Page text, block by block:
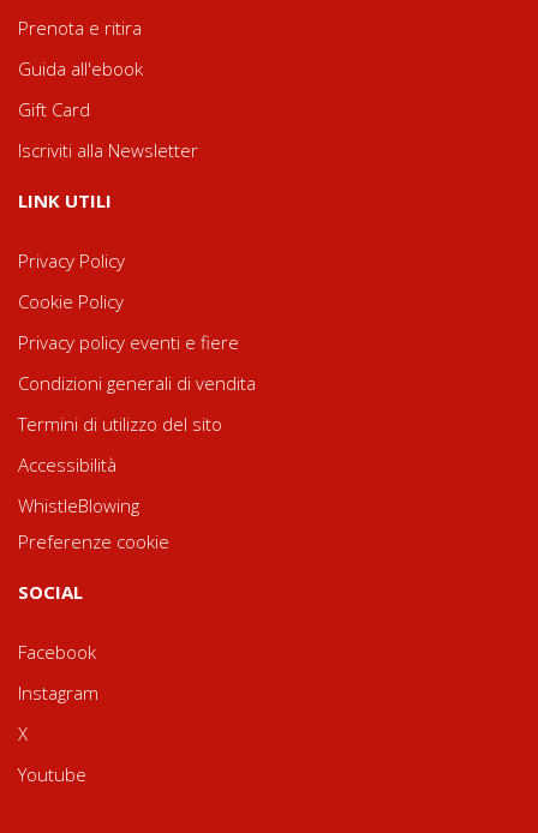
Prenota e ritira
Guida all'ebook
Gift Card
Iscriviti alla Newsletter
LINK UTILI
Privacy Policy
Cookie Policy
Privacy policy eventi e fiere
Condizioni generali di vendita
Termini di utilizzo del sito
Accessibilità
WhistleBlowing
Preferenze cookie
SOCIAL
Facebook
Instagram
X
Youtube